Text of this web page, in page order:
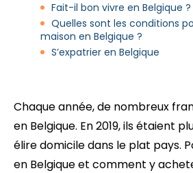
Fait-il bon vivre en Belgique ?
Quelles sont les conditions
maison en Belgique ?
S’expatrier en Belgique
Chaque année, de nombreux
en Belgique. En 2019, ils étaient
élire domicile dans le plat pays.
en Belgique et comment y